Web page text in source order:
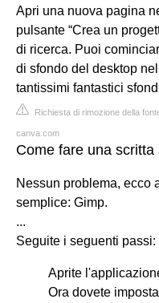
Apri una nuova pagina
pulsante “Crea un
di ricerca. Puoi
di sfondo del desktop
tantissimi fantastici
Richiesta di rimozione della
canva.com
Come fare una
Nessun problema, ecco
semplice: Gimp.
...
Seguite i seguenti passi:
Aprite
Ora dovete